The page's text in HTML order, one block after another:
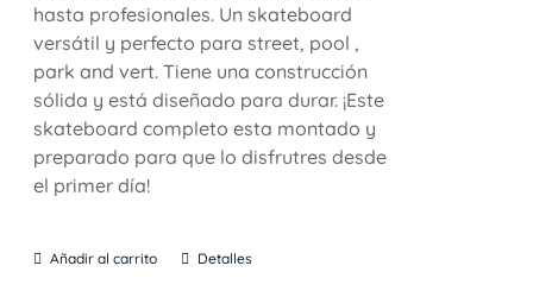
hasta profesionales. Un skateboard
versátil y perfecto para street, pool ,
park and vert. Tiene una construcción
sólida y está diseñado para durar. ¡Este
skateboard completo esta montado y
preparado para que lo disfrutres desde
el primer día!
Añadir al carrito Detalles